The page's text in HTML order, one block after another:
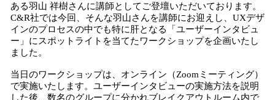
ある羽山 祥樹さんに講師としてご登壇いただいております。
C&R社では今回、そんな羽山さんを講師にお迎えし、UXデザ
インのプロセスの中でも特に肝となる「ユーザーインタビュ
ー」にスポットライトを当てたワークショップを企画いたし
ました。
当日のワークショップは、オンライン（Zoomミーティング）
で実施いたします。ユーザーインタビューの実施方法を説明
した後、数名のグループに分かれブレイクアウトルーム内で